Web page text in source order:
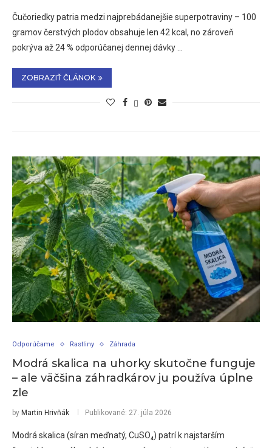
Čučoriedky patria medzi najprebádanejšie superpotraviny – 100
gramov čerstvých plodov obsahuje len 42 kcal, no zároveň
pokrýva až 24 % odporúčanej dennej dávky …
ZOBRAZIŤ ČLÁNOK
Odporúčame Rastliny Záhrada
Modrá skalica na uhorky skutočne funguje
– ale väčšina záhradkárov ju používa úplne
zle
by Martin Hrivňák Publikované: 27. júla 2026
Modrá skalica (síran meďnatý, CuSO₄) patrí k najstarším